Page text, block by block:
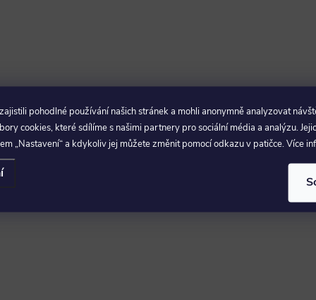
pohodlné používání našich stránek a mohli anonymně analyzovat
cookies, které sdílíme s našimi partnery pro sociální média a analýzu.
„Nastavení“ a kdykoliv jej můžete změnit pomocí odkazu v patičce. Více